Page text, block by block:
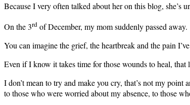
Because I very often talked about her on this blog, she’s
On the 3rd of December, my mom suddenly passed away.
You can imagine the grief, the heartbreak and the pain
Even if I know it takes time for those wounds to heal,
I don’t mean to try and make you cry, that’s not my
to those who were worried about my absence, to those